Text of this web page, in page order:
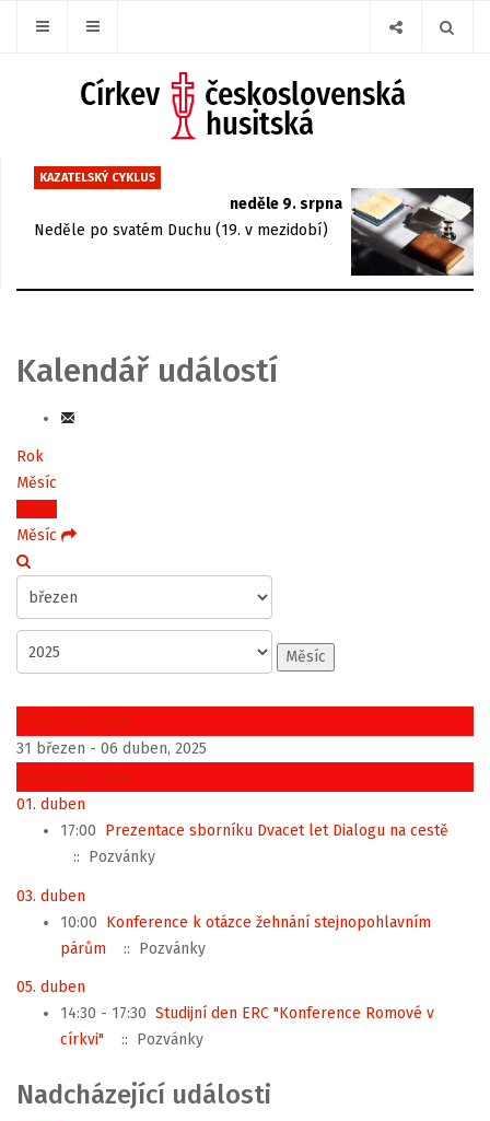
KAZATELSKÝ CYKLUS
neděle 9. srpna
Neděle po svatém Duchu (19. v mezidobí)
Kalendář událostí
Rok
Měsíc
Týden
Měsíc
Měsíc
Předchozí týden
31 březen - 06 duben, 2025
Následující týden
01. duben
17:00 Prezentace sborníku Dvacet let Dialogu na cestě
:: Pozvánky
03. duben
10:00 Konference k otázce žehnání stejnopohlavním
párům
:: Pozvánky
05. duben
14:30 - 17:30 Studijní den ERC "Konference Romové v
církvi"
:: Pozvánky
Nadcházející události